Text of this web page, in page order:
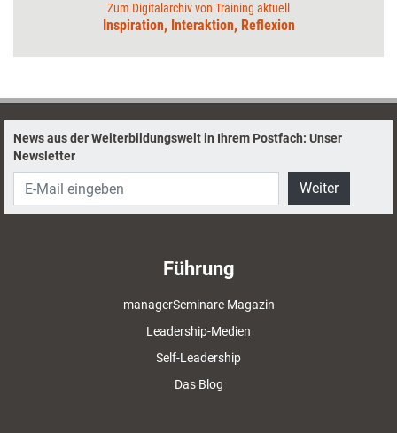
Zum Digitalarchiv von Training aktuell
Inspiration, Interaktion, Reflexion
News aus der Weiterbildungswelt in Ihrem Postfach: Unser
Newsletter
Weiter
Führung
managerSeminare Magazin
Leadership-Medien
Self-Leadership
Das Blog